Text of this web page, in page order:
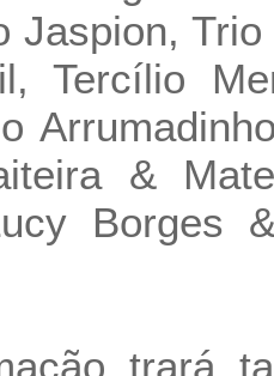
Jaspion,
Tercílio
&
Borges
trará